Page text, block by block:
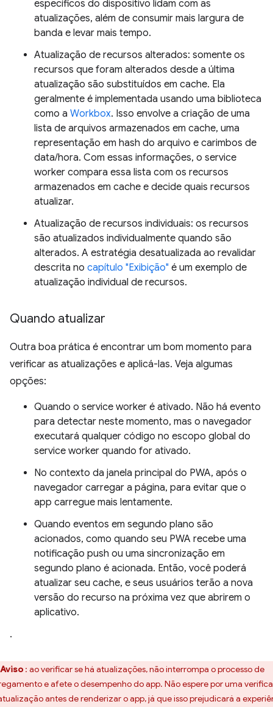
específicos do dispositivo lidam com as
atualizações, além de consumir mais largura de
banda e levar mais tempo.
Atualização de recursos alterados: somente os
recursos que foram alterados desde a última
atualização são substituídos em cache. Ela
geralmente é implementada usando uma biblioteca
como a Workbox. Isso envolve a criação de uma
lista de arquivos armazenados em cache, uma
representação em hash do arquivo e carimbos de
data/hora. Com essas informações, o service
worker compara essa lista com os recursos
armazenados em cache e decide quais recursos
atualizar.
Atualização de recursos individuais: os recursos
são atualizados individualmente quando são
alterados. A estratégia desatualizada ao revalidar
descrita no capítulo "Exibição" é um exemplo de
atualização individual de recursos.
Quando atualizar
Outra boa prática é encontrar um bom momento para
verificar as atualizações e aplicá-las. Veja algumas
opções:
Quando o service worker é ativado. Não há evento
para detectar neste momento, mas o navegador
executará qualquer código no escopo global do
service worker quando for ativado.
No contexto da janela principal do PWA, após o
navegador carregar a página, para evitar que o
app carregue mais lentamente.
Quando eventos em segundo plano são
acionados, como quando seu PWA recebe uma
notificação push ou uma sincronização em
segundo plano é acionada. Então, você poderá
atualizar seu cache, e seus usuários terão a nova
versão do recurso na próxima vez que abrirem o
aplicativo.
.
Aviso : ao verificar se há atualizações, não interrompa o processo de
e afete o desempenho do app. Não espere por uma
antes de renderizar o app, já que isso prejudicará a